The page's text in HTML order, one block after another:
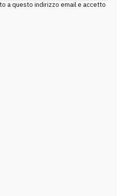
a questo indirizzo email e accetto